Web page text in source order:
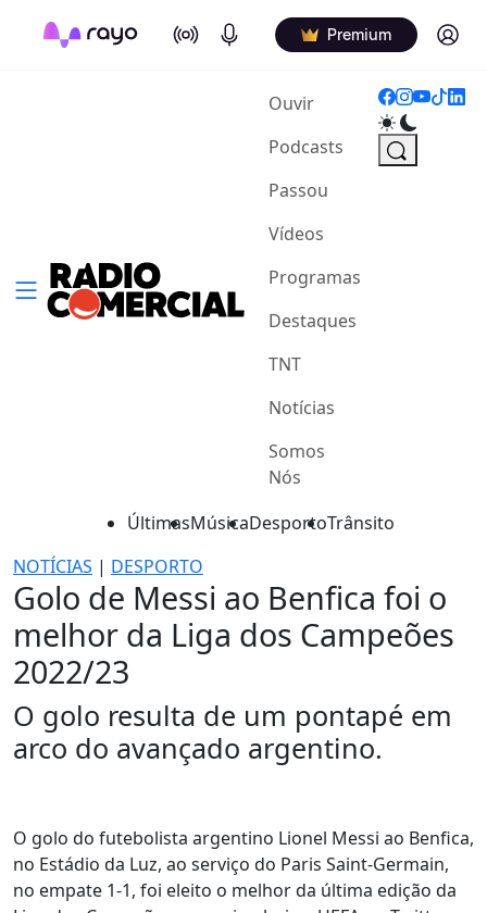
On Air Podcasts Premium Log in
Ouvir(current)
Podcasts
Passou
Vídeos
Programas
Destaques
TNT
Notícias
Somos
Nós
ÚltimasMúsicaDesportoTrânsito
NOTÍCIAS | DESPORTO
Golo de Messi ao Benfica foi o
melhor da Liga dos Campeões
2022/23
O golo resulta de um pontapé em
arco do avançado argentino.
O golo do futebolista argentino Lionel Messi ao Benfica,
no Estádio da Luz, ao serviço do Paris Saint-Germain,
no empate 1-1, foi eleito o melhor da última edição da